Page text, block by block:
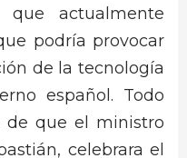
que actualmente
podría provocar
de la tecnología
español. Todo
de que el ministro
celebrara el